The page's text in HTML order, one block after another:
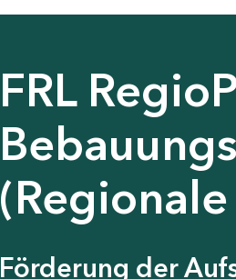
FRL
Förderung der